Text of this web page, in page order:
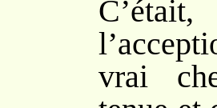
vrai